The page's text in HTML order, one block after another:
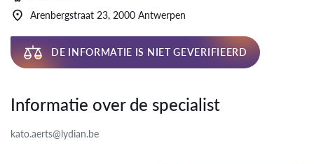
Arenbergstraat 23, 2000 Antwerpen
DE INFORMATIE IS NIET GEVERIFIEERD
Informatie over de specialist
kato.aerts@lydian.be